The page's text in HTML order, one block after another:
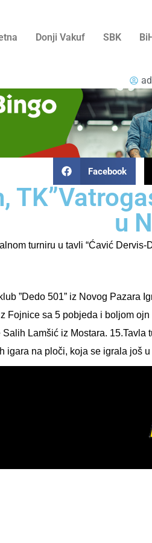
Donji Vakuf SBK
Facebook
u
turniru u tavli “Ćavić
”Dedo 501” iz Novog Pazara
Fojnice sa 5 pobjeda i boljom
Lamšić iz Mostara.
igara na ploči, koja se igrala još